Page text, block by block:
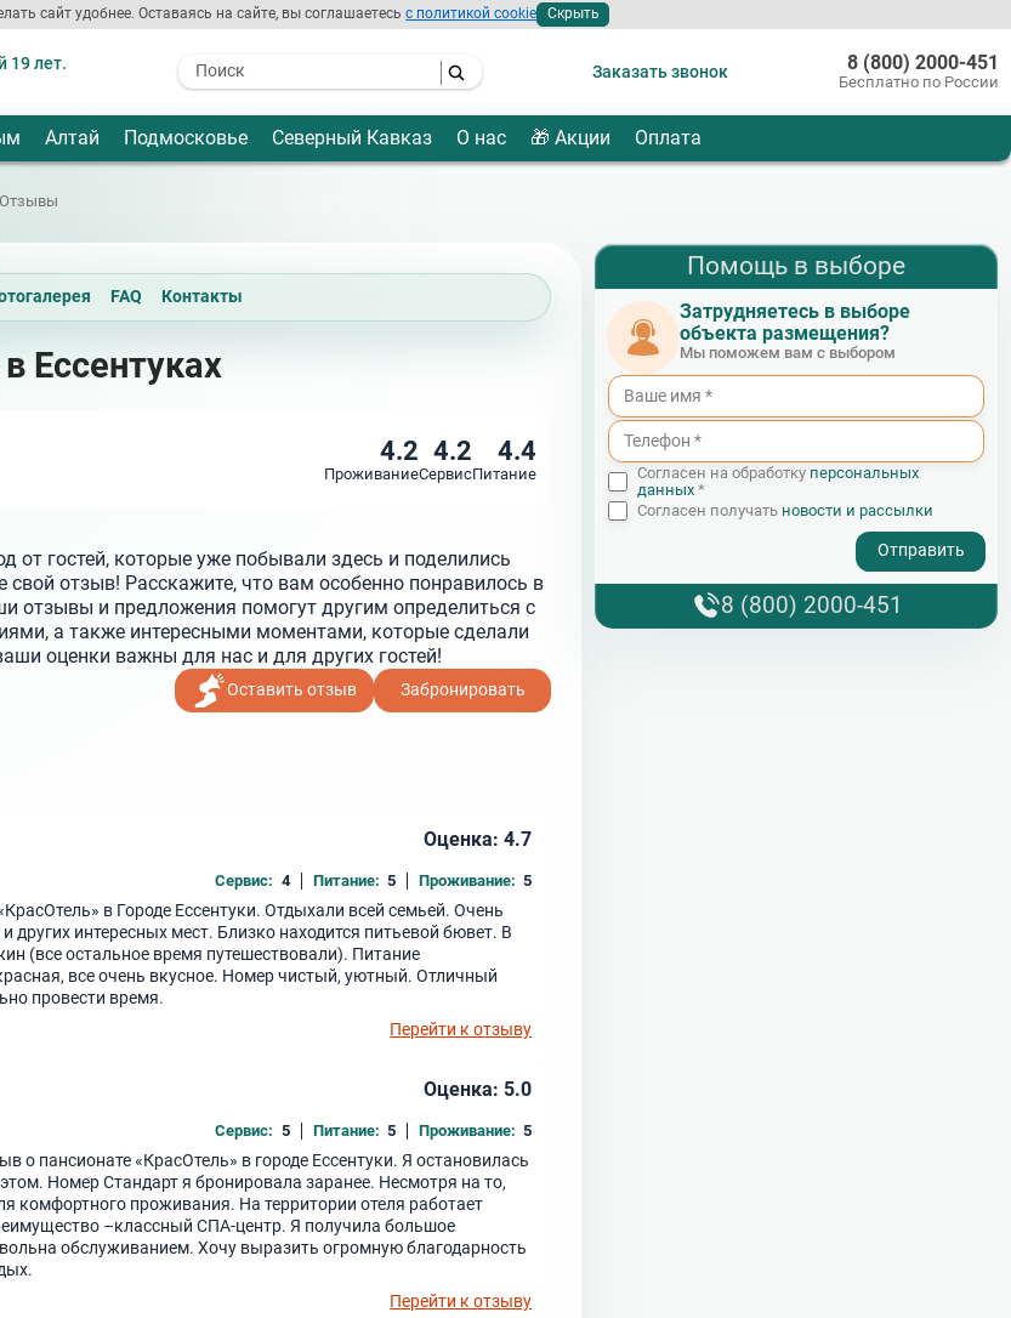
сайт удобнее. Оставаясь на сайте, вы соглашаетесьс политикой cookie Скрыть
19 лет.
- I agree to the processing of my
Заказать звонок 8 (800) 2000-451
Бесплатно по России
Алтай Подмосковье Северный Кавказ О нас 🎁 Акции Оплата
Отзывы
FAQ Контакты
Ессентуках
4.2
Проживание
4.2
Сервис
4.4
Питание
от гостей, которые уже побывали здесь и поделились
отзыв! Расскажите, что вам особенно понравилось в
отзывы и предложения помогут другим определиться с
а также интересными моментами, которые сделали
оценки важны для нас и для других гостей!
Оставить отзыв Забронировать
Оценка: 4.7
Сервис: 4 Питание: 5 Проживание: 5
в Городе Ессентуки. Отдыхали всей семьей. Очень
интересных мест. Близко находится питьевой бювет. В
(все остальное время путешествовали). Питание
все очень вкусное. Номер чистый, уютный. Отличный
провести время.
Перейти к отзыву
Оценка: 5.0
Сервис: 5 Питание: 5 Проживание: 5
пансионате «КрасОтель» в городе Ессентуки. Я остановилась
Номер Стандарт я бронировала заранее. Несмотря на то,
комфортного проживания. На территории отеля работает
–классный СПА-центр. Я получила большое
обслуживанием. Хочу выразить огромную благодарность
Перейти к отзыву
Помощь в выборе
Затрудняетесь в выборе
объекта размещения?
Мы поможем вам с выбором
Согласен на обработку персональных
данных*
Согласен получать новости и рассылки
8 (800) 2000-451